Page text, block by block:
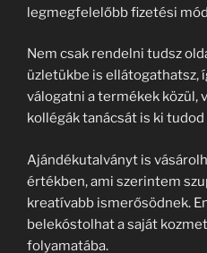
legmegfelelőbb fizetési
Nem csak rendelni tudsz
üzletükbe is ellátogathatsz,
válogatni a termékek közül,
kollégák tanácsát is ki
Ajándékutalványt is
értékben, ami szerintem
kreatívabb ismerősödnek.
belekóstolhat a saját
folyamatába.